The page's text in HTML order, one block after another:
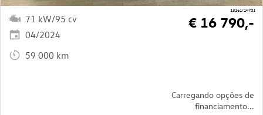
13161/14701
71 kW/95 cv
04/2024
59 000 km
Carregando opções de
financiamento...
€ 16 790,-